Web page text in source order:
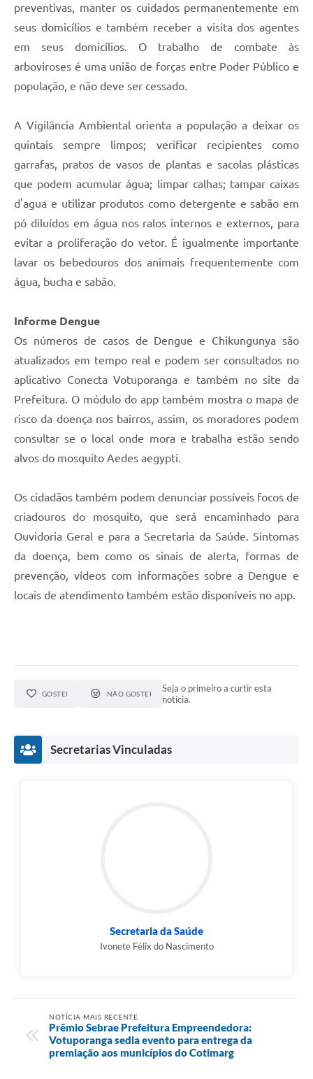
preventivas, manter os cuidados permanentemente em
seus domicílios e também receber a visita dos agentes
em seus domicílios. O trabalho de combate às
arboviroses é uma união de forças entre Poder Público e
população, e não deve ser cessado.
A Vigilância Ambiental orienta a população a deixar os
quintais sempre limpos; verificar recipientes como
garrafas, pratos de vasos de plantas e sacolas plásticas
que podem acumular água; limpar calhas; tampar caixas
d'agua e utilizar produtos como detergente e sabão em
pó diluídos em água nos ralos internos e externos, para
evitar a proliferação do vetor. É igualmente importante
lavar os bebedouros dos animais frequentemente com
água, bucha e sabão.
Informe Dengue
Os números de casos de Dengue e Chikungunya são
atualizados em tempo real e podem ser consultados no
aplicativo Conecta Votuporanga e também no site da
Prefeitura. O módulo do app também mostra o mapa de
risco da doença nos bairros, assim, os moradores podem
consultar se o local onde mora e trabalha estão sendo
alvos do mosquito Aedes aegypti.
Os cidadãos também podem denunciar possíveis focos de
criadouros do mosquito, que será encaminhado para
Ouvidoria Geral e para a Secretaria da Saúde. Sintomas
da doença, bem como os sinais de alerta, formas de
prevenção, vídeos com informações sobre a Dengue e
locais de atendimento também estão disponíveis no app.
GOSTEI NÃO GOSTEI
Seja o primeiro a curtir esta
notícia.
Secretarias Vinculadas
Secretaria da Saúde
Ivonete Félix do Nascimento
NOTÍCIA MAIS RECENTE
Prêmio Sebrae Prefeitura Empreendedora:
Votuporanga sedia evento para entrega da
premiação aos municípios do Cotimarg